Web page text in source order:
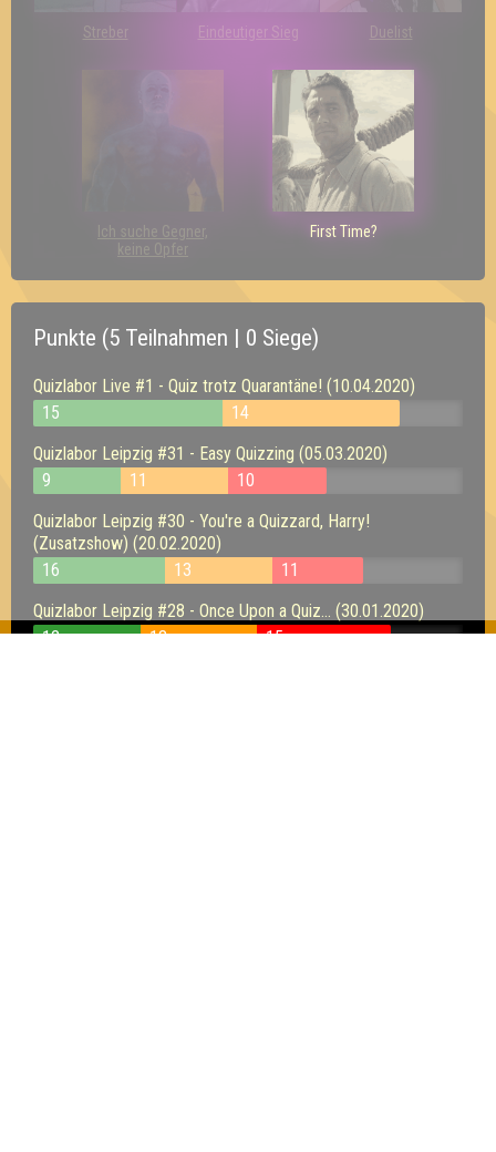
Streber Eindeutiger Sieg Duelist
Ich suche Gegner,
keine Opfer
First Time?
Punkte (5 Teilnahmen | 0 Siege)
Quizlabor Live #1 - Quiz trotz Quarantäne! (10.04.2020)
15
14
Quizlabor Leipzig #31 - Easy Quizzing (05.03.2020)
9
11
10
Quizlabor Leipzig #30 - You're a Quizzard, Harry!
(Zusatzshow) (20.02.2020)
16
13
11
Quizlabor Leipzig #28 - Once Upon a Quiz... (30.01.2020)
12
13
15